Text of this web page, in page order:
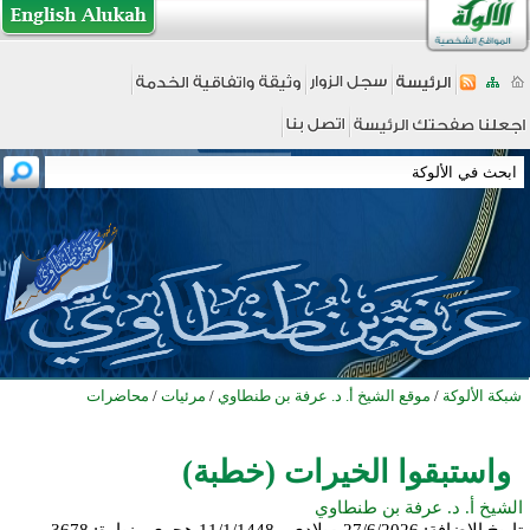
شبكة الألوكة / موقع الشيخ أ. د. عرفة بن طنطاوي / مرئيات / محاضرات
واستبقوا الخيرات (خطبة)
الشيخ أ. د. عرفة بن طنطاوي